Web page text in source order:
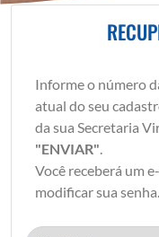
Informe o número
atual do seu
da sua Secretaria
"ENVIAR".
Você receberá um
modificar sua senha.